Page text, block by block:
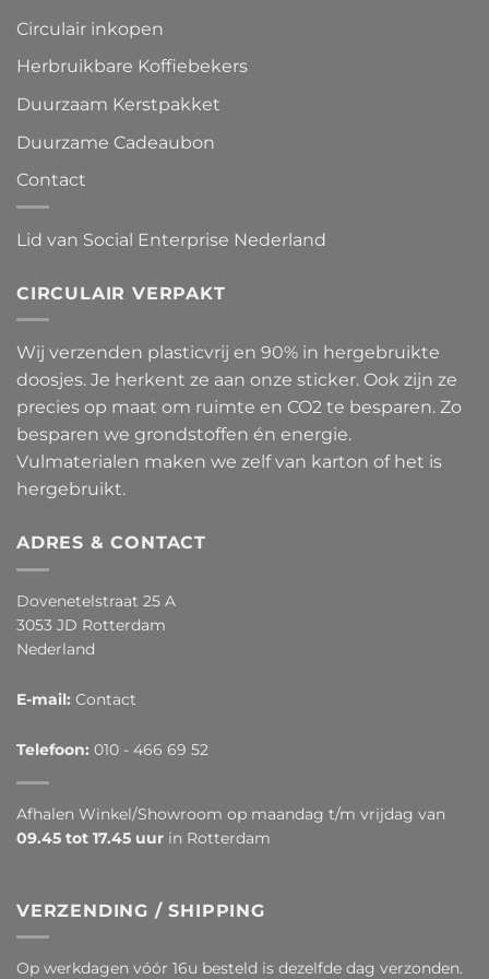
Circulair inkopen
Herbruikbare Koffiebekers
Duurzaam Kerstpakket
Duurzame Cadeaubon
Contact
Lid van Social Enterprise Nederland
CIRCULAIR VERPAKT
Wij verzenden plasticvrij en 90% in hergebruikte
doosjes. Je herkent ze aan onze sticker. Ook zijn ze
precies op maat om ruimte en CO2 te besparen. Zo
besparen we grondstoffen én energie.
Vulmaterialen maken we zelf van karton of het is
hergebruikt.
ADRES & CONTACT
Dovenetelstraat 25 A
3053 JD Rotterdam
Nederland
E-mail: Contact
Telefoon: 010 - 466 69 52
Afhalen Winkel/Showroom op maandag t/m vrijdag van
09.45 tot 17.45 uur in Rotterdam
VERZENDING / SHIPPING
Op werkdagen vóór 16u besteld is dezelfde dag verzonden.